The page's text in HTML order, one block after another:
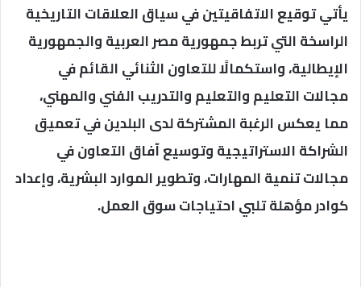
يأتي توقيع الاتفاقيتين في سياق العلاقات التاريخية
الراسخة التي تربط جمهورية مصر العربية والجمهورية
الإيطالية، واستكمالًا للتعاون الثنائي القائم في
مجالات التعليم والتعليم والتدريب الفني والمهني،
مما يعكس الرغبة المشتركة لدى البلدين في تعميق
الشراكة الاستراتيجية وتوسيع آفاق التعاون في
مجالات تنمية المهارات، وتطوير الموارد البشرية، وإعداد
كوادر مؤهلة تلبي احتياجات سوق العمل.